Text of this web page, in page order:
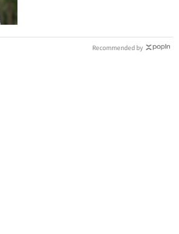
Recommended by